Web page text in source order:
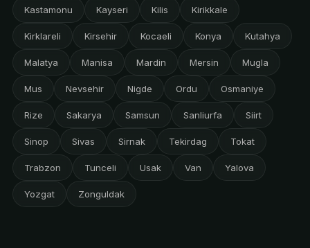
Kastamonu Kayseri Kilis Kirikkale
Kirklareli Kirsehir Kocaeli Konya Kutahya
Malatya Manisa Mardin Mersin Mugla
Mus Nevsehir Nigde Ordu Osmaniye
Rize Sakarya Samsun Sanliurfa Siirt
Sinop Sivas Sirnak Tekirdag Tokat
Trabzon Tunceli Usak Van Yalova
Yozgat Zonguldak